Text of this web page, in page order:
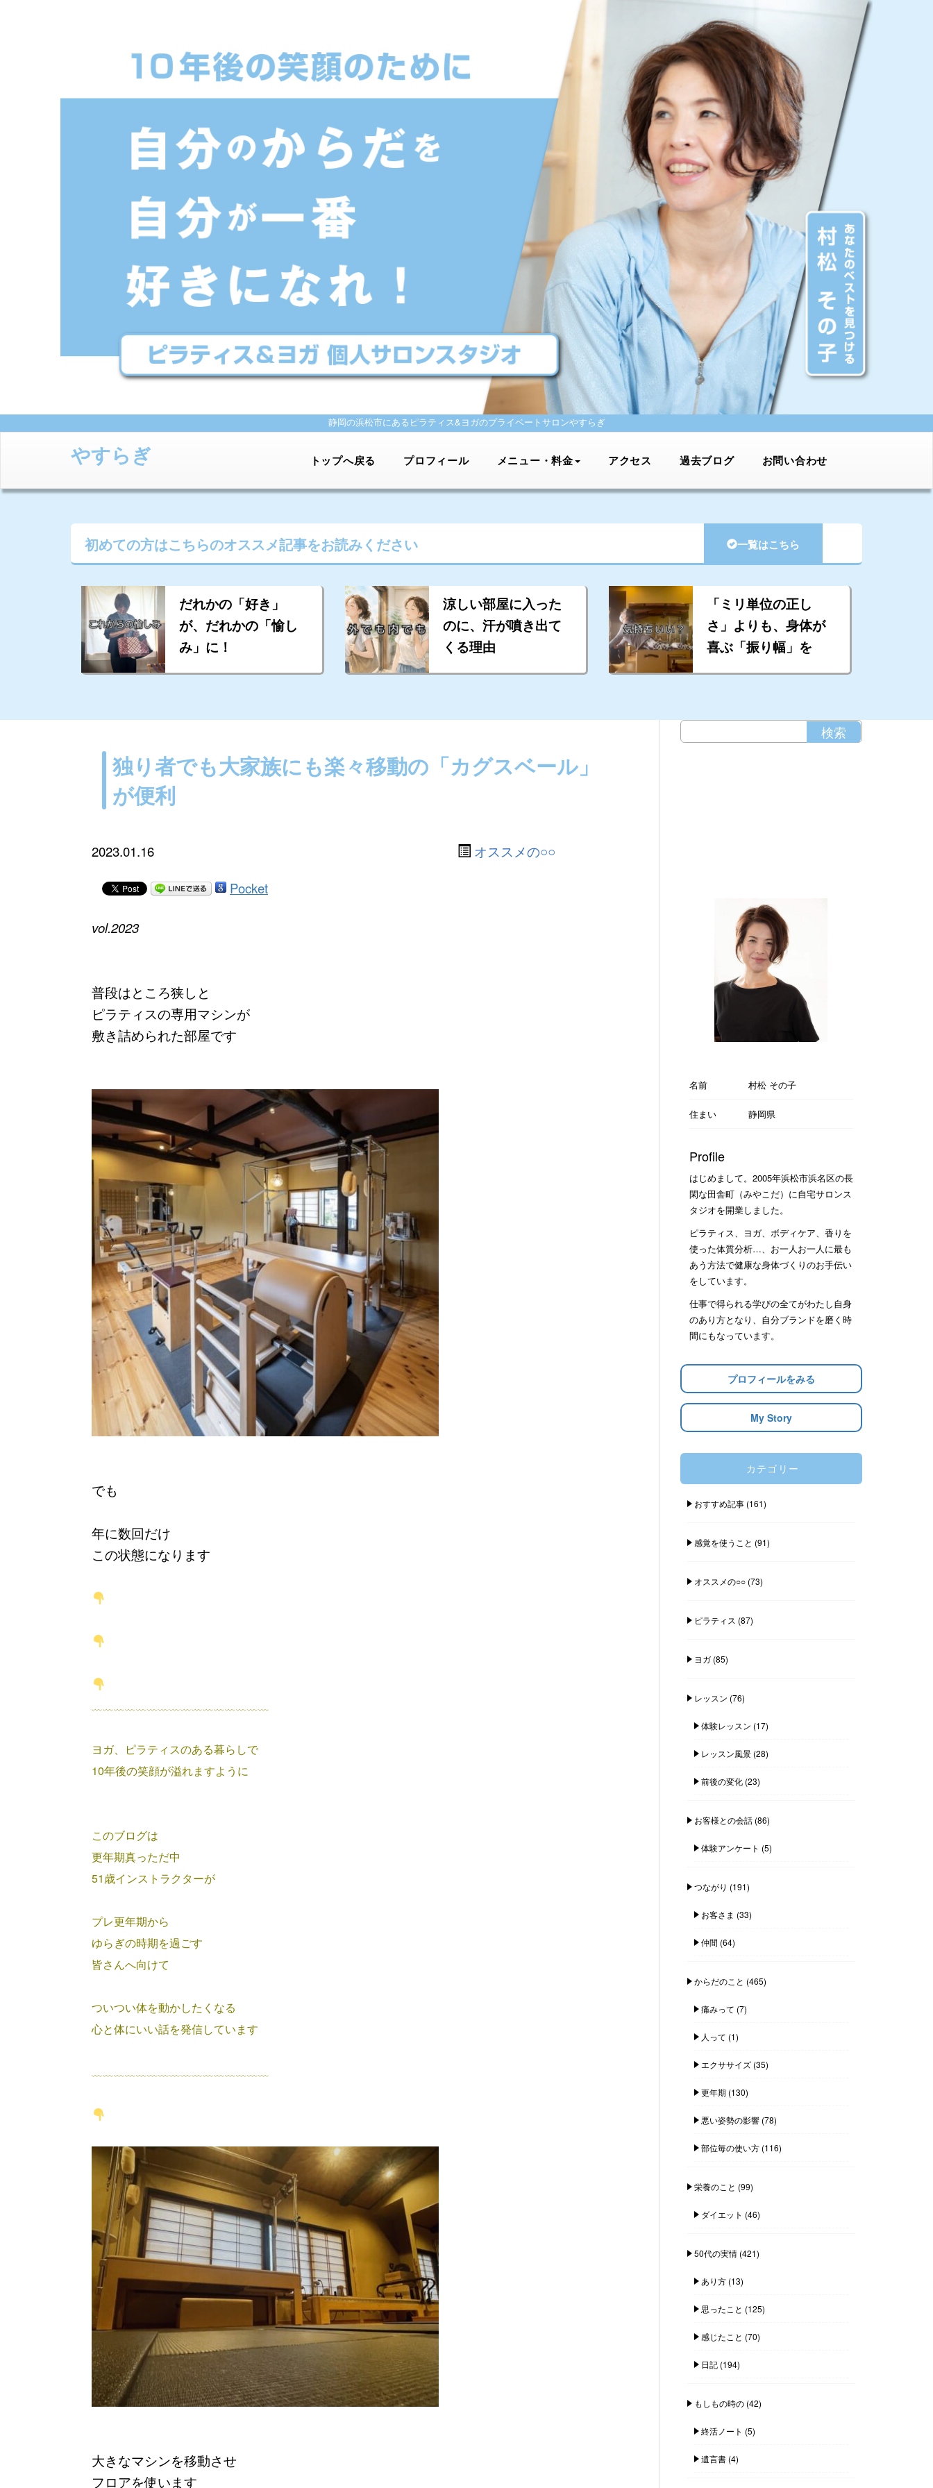
静岡の浜松市にあるピラティス&ヨガのプライベートサロンやすらぎ
やすらぎ トップへ戻る プロフィール メニュー・料金 アクセス 過去ブログ お問い合わせ
初めての方はこちらのオススメ記事をお読みください 一覧はこちら
だれかの「好き」
が、だれかの「愉し
み」に！
涼しい部屋に入った
のに、汗が噴き出て
くる理由
「ミリ単位の正し
さ」よりも、身体が
喜ぶ「振り幅」を
独り者でも大家族にも楽々移動の「カグスベール」
が便利
2023.01.16 オススメの○○
Pocket
vol.2023
普段はところ狭しと
ピラティスの専用マシンが
敷き詰められた部屋です
でも
年に数回だけ
この状態になります
﹏﹏﹏﹏﹏﹏﹏﹏﹏﹏﹏﹏﹏﹏﹏﹏
ヨガ、ピラティスのある暮らしで
10年後の笑顔が溢れますように
このブログは
更年期真っただ中
51歳インストラクターが
プレ更年期から
ゆらぎの時期を過ごす
皆さんへ向けて
ついつい体を動かしたくなる
心と体にいい話を発信しています
﹏﹏﹏﹏﹏﹏﹏﹏﹏﹏﹏﹏﹏﹏﹏﹏
大きなマシンを移動させ
フロアを使います
名前 村松 その子
住まい 静岡県
Profile
はじめまして。2005年浜松市浜名区の長
閑な田舎町（みやこだ）に自宅サロンス
タジオを開業しました。
ピラティス、ヨガ、ボディケア、香りを
使った体質分析…、お一人お一人に最も
あう方法で健康な身体づくりのお手伝い
をしています。
仕事で得られる学びの全てがわたし自身
のあり方となり、自分ブランドを磨く時
間にもなっています。
プロフィールをみる
My Story
カテゴリー
おすすめ記事(161)
感覚を使うこと (91)
オススメの○○(73)
ピラティス (87)
ヨガ(85)
レッスン (76)
体験レッスン (17)
レッスン風景(28)
前後の変化(23)
お客様との会話(86)
体験アンケート (5)
つながり (191)
お客さま (33)
仲間 (64)
からだのこと (465)
痛みって (7)
人って (1)
エクササイズ(35)
更年期 (130)
悪い姿勢の影響(78)
部位毎の使い方(116)
栄養のこと (99)
ダイエット (46)
50代の実情(421)
あり方(13)
思ったこと (125)
感じたこと (70)
日記(194)
もしもの時の(42)
終活ノート (5)
遺言書(4)